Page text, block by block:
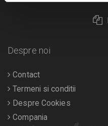
Despre noi
Contact
Termeni si conditii
Despre Cookies
Compania